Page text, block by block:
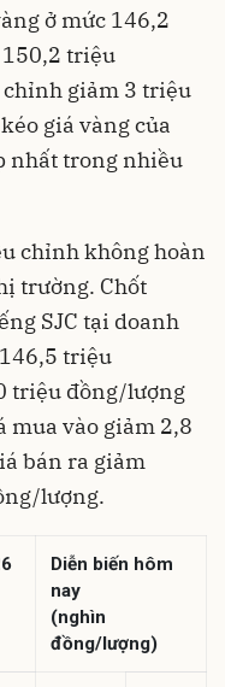
ở mức 146,2
triệu
giảm 3 triệu
giá vàng của
nhất trong nhiều
chỉnh không hoàn
trường. Chốt
SJC tại doanh
triệu
triệu đồng/lượng
mua vào giảm 2,8
bán ra giảm
lượng.
Diễn biến hôm
nay
(nghìn
đồng/lượng)